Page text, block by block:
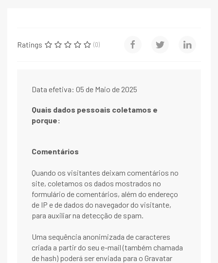
Ratings (0)
Data efetiva: 05 de Maio de 2025
Quais dados pessoais coletamos e
porque:
Comentários
Quando os visitantes deixam comentários no
site, coletamos os dados mostrados no
formulário de comentários, além do endereço
de IP e de dados do navegador do visitante,
para auxiliar na detecção de spam.
Uma sequência anonimizada de caracteres
criada a partir do seu e-mail (também chamada
de hash) poderá ser enviada para o Gravatar